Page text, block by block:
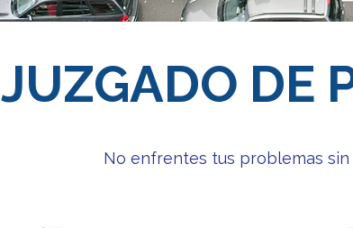
JUZGADO DE
No enfrentes tus problemas